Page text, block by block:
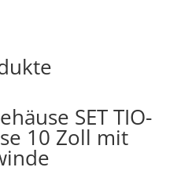
SET TIO-
10 Zoll mit